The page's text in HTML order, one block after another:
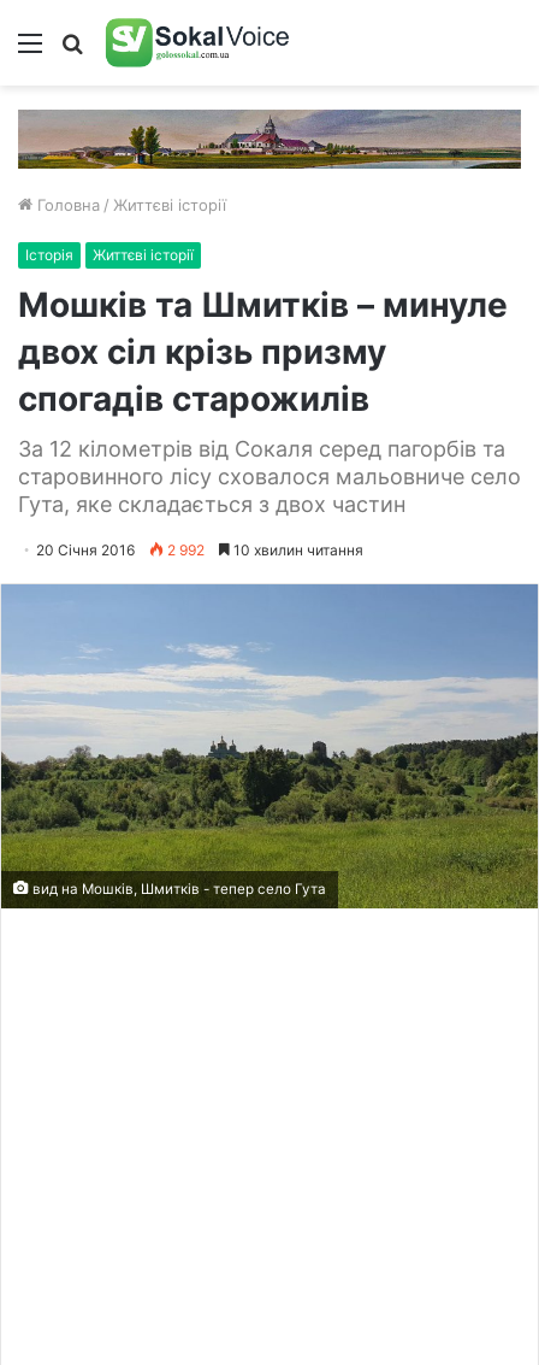
Меню Пошук
Головна / Життєві історії
Історія Життєві історії
Мошків та Шмитків – минуле
двох сіл крізь призму
спогадів старожилів
За 12 кілометрів від Сокаля серед пагорбів та
старовинного лісу сховалося мальовниче село
Гута, яке складається з двох частин
20 Січня 2016 2 992 10 хвилин читання
вид на Мошків, Шмитків - тепер село Гута